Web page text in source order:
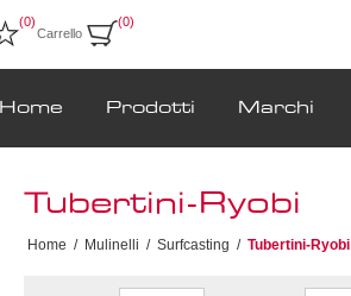
(0)
Carrello
(0)
Home Prodotti Marchi
Tubertini-Ryobi
Home / Mulinelli / Surfcasting / Tubertini-Ryobi